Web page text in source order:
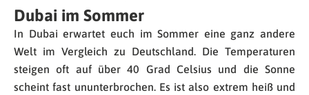
Dubai im Sommer
In Dubai erwartet euch im Sommer eine ganz andere
Welt im Vergleich zu Deutschland. Die Temperaturen
steigen oft auf über 40 Grad Celsius und die Sonne
scheint fast ununterbrochen. Es ist also extrem heiß und